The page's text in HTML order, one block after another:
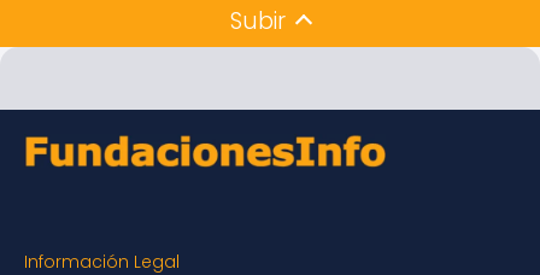
Subir
Información Legal